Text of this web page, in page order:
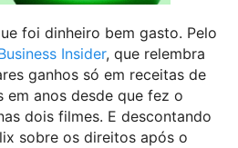
foi dinheiro bem gasto. Pelo
Insider, que relembra
ganhos só em receitas de
em anos desde que fez o
dois filmes. E descontando
sobre os direitos após o